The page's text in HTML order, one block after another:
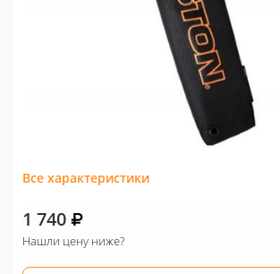
Все характеристики
1 740
Нашли цену ниже?